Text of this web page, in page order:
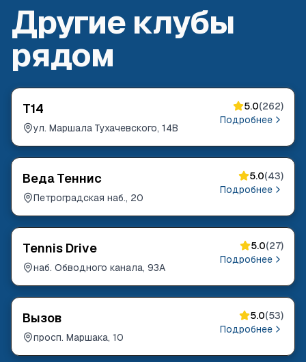
Другие клубы
рядом
T14
ул. Маршала Тухачевского, 14В
5.0(262)
Подробнее
Веда Теннис
Петроградская наб., 20
5.0(43)
Подробнее
Tennis Drive
наб. Обводного канала, 93А
5.0(27)
Подробнее
Вызов
просп. Маршака, 10
5.0(53)
Подробнее